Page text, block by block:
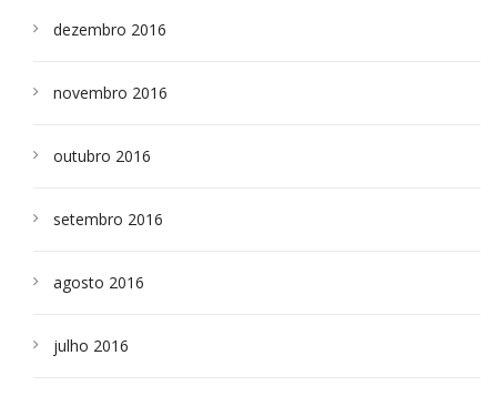
dezembro 2016
novembro 2016
outubro 2016
setembro 2016
agosto 2016
julho 2016